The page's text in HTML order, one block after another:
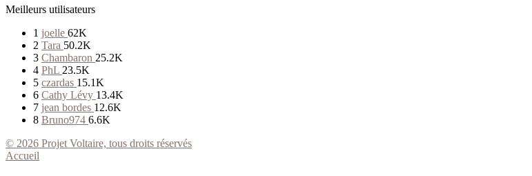
Meilleurs utilisateurs
1 joelle 62K
2 Tara 50.2K
3 Chambaron 25.2K
4 PhL 23.5K
5 czardas 15.1K
6 Cathy Lévy 13.4K
7 jean bordes 12.6K
8 Bruno974 6.6K
© 2026 Projet Voltaire, tous droits réservés
Accueil